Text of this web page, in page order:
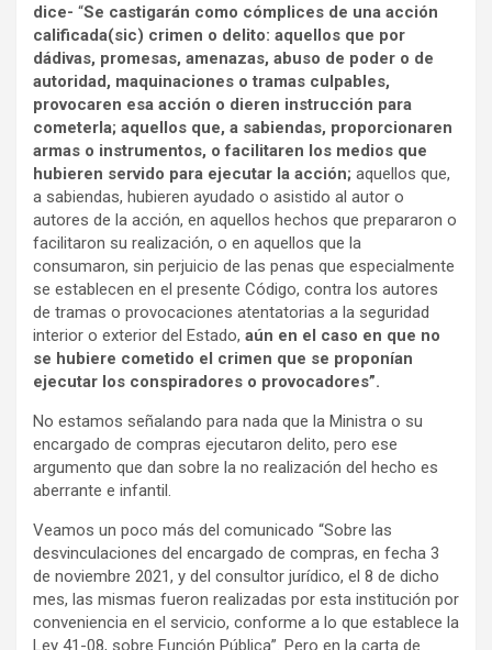
dice- “Se castigarán como cómplices de una acción
calificada(sic) crimen o delito: aquellos que por
dádivas, promesas, amenazas, abuso de poder o de
autoridad, maquinaciones o tramas culpables,
provocaren esa acción o dieren instrucción para
cometerla; aquellos que, a sabiendas, proporcionaren
armas o instrumentos, o facilitaren los medios que
hubieren servido para ejecutar la acción; aquellos que,
a sabiendas, hubieren ayudado o asistido al autor o
autores de la acción, en aquellos hechos que prepararon o
facilitaron su realización, o en aquellos que la
consumaron, sin perjuicio de las penas que especialmente
se establecen en el presente Código, contra los autores
de tramas o provocaciones atentatorias a la seguridad
interior o exterior del Estado, aún en el caso en que no
se hubiere cometido el crimen que se proponían
ejecutar los conspiradores o provocadores”.
No estamos señalando para nada que la Ministra o su
encargado de compras ejecutaron delito, pero ese
argumento que dan sobre la no realización del hecho es
aberrante e infantil.
Veamos un poco más del comunicado “Sobre las
desvinculaciones del encargado de compras, en fecha 3
de noviembre 2021, y del consultor jurídico, el 8 de dicho
mes, las mismas fueron realizadas por esta institución por
conveniencia en el servicio, conforme a lo que establece la
Ley 41-08, sobre Función Pública”. Pero en la carta de